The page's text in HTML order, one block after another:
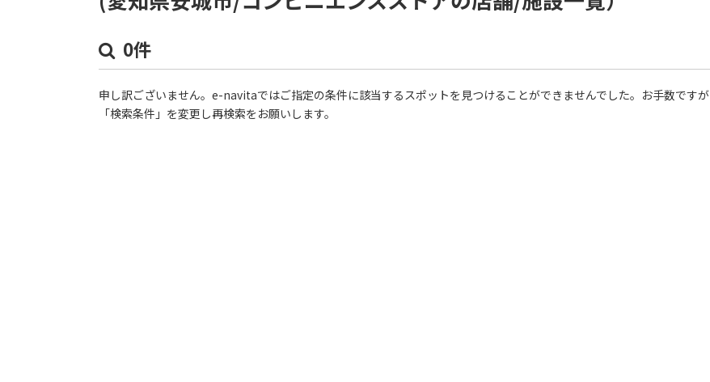
0件
申し訳ございません。e-navitaではご指定の条件に該当するスポットを見つけることができませんでした。お手数ですが
「検索条件」を変更し再検索をお願いします。